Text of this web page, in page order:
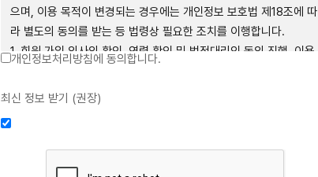
제1조 (목적)
본 약관은 코스모스팜 소프트웨어(이하 “회사”)가 데스크톱용, 랩탑
을 통하여 제공하는 "사이드톡" 서비스와 관련하여 회사와 이용자
간의 권리와 의무, 책임사항 및 이용자의 서비스 이용절차 등 회사와
으며, 이용 목적이 변경되는 경우에는 개인정보 보호법 제18조에 따
라 별도의 동의를 받는 등 법령상 필요한 조치를 이행합니다.
1. 회원 가입 의사의 확인, 연령 확인 및 법정대리인 동의 진행, 이용
2. 약관 위반 행위 등을 포함하여 서비스의 원활한 운영에 지장을 주
항 전달, 분쟁조정을 위한 기록 보존, 민원처리 등 이용자 보호 및 서
비스 운영
3. 서비스 이용기록과 접속 빈도 분석, 서비스 이용에 대한 통계, 서
개인정보처리방침에 동의합니다.
최신 정보 받기 (권장)